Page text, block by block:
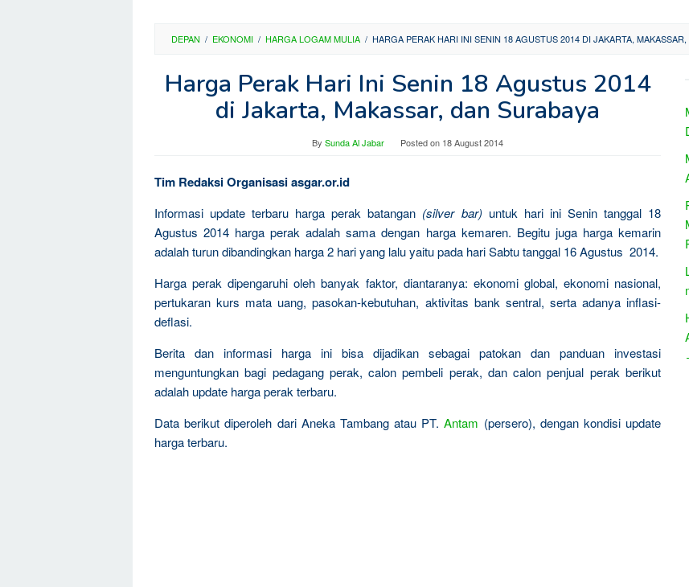
DEPAN / EKONOMI / HARGA LOGAM MULIA / HARGA PERAK HARI INI SENIN 18 AGUSTUS 2014 DI JAKARTA, MAKASSAR,
Harga Perak Hari Ini Senin 18 Agustus 2014
di Jakarta, Makassar, dan Surabaya
By Sunda Al Jabar Posted on 18 August 2014
Tim Redaksi Organisasi asgar.or.id
Informasi update terbaru harga perak batangan (silver bar) untuk hari ini Senin tanggal 18
Agustus 2014 harga perak adalah sama dengan harga kemaren. Begitu juga harga kemarin
adalah turun dibandingkan harga 2 hari yang lalu yaitu pada hari Sabtu tanggal 16 Agustus 2014.
Harga perak dipengaruhi oleh banyak faktor, diantaranya: ekonomi global, ekonomi nasional,
pertukaran kurs mata uang, pasokan-kebutuhan, aktivitas bank sentral, serta adanya inflasi-
deflasi.
Berita dan informasi harga ini bisa dijadikan sebagai patokan dan panduan investasi
menguntungkan bagi pedagang perak, calon pembeli perak, dan calon penjual perak berikut
adalah update harga perak terbaru.
Data berikut diperoleh dari Aneka Tambang atau PT.Antam (persero), dengan kondisi update
harga terbaru.